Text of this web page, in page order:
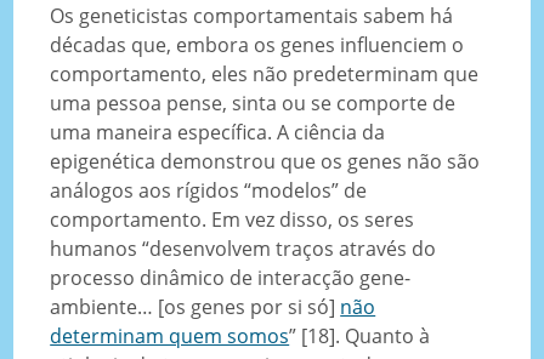
Os geneticistas comportamentais sabem há
décadas que, embora os genes influenciem o
comportamento, eles não predeterminam que
uma pessoa pense, sinta ou se comporte de
uma maneira específica. A ciência da
epigenética demonstrou que os genes não são
análogos aos rígidos “modelos” de
comportamento. Em vez disso, os seres
humanos “desenvolvem traços através do
processo dinâmico de interacção gene-
ambiente… [os genes por si só] não
determinam quem somos” [18]. Quanto à